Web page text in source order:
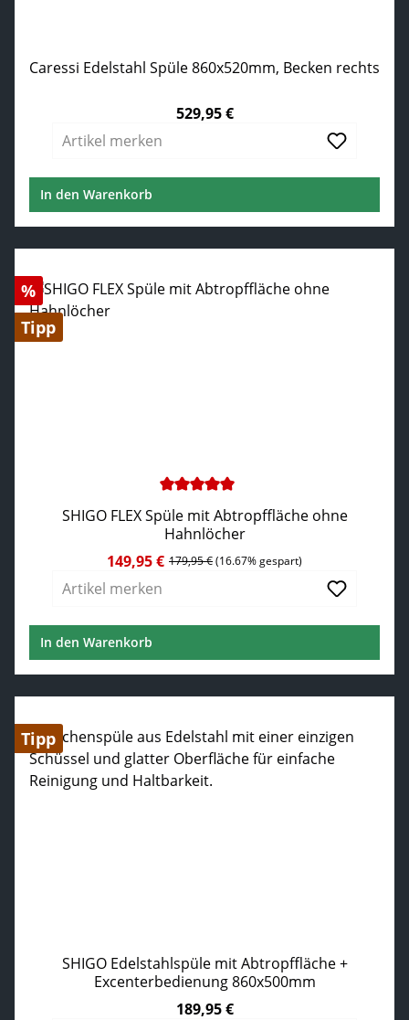
Caressi Edelstahl Spüle 860x520mm, Becken rechts
529,95 €
Artikel merken
In den Warenkorb
Rabatt
%
Tipp
Durchschnittliche Bewertung von 5 von 5 Sternen
SHIGO FLEX Spüle mit Abtropffläche ohne
Hahnlöcher
Verkaufspreis:149,95 € Regulärer Preis:
179,95 €(16.67% gespart)
Artikel merken
In den Warenkorb
Tipp
SHIGO Edelstahlspüle mit Abtropffläche +
Excenterbedienung 860x500mm
189,95 €